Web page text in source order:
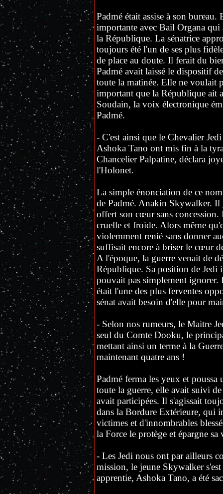
Padmé était assise à son
importante avec Bail Organa qui
la République. La sénatrice
toujours été l'un de ses plus
de place au doute. Il ferait du
Padmé avait laissé le dispositif
toute la matinée. Elle ne voulait
important que la République ait
Soudain, la voix électronique
Padmé.
- C'est ainsi que le Chevalier
Ashoka Tano ont mis fin à la
Chancelier Palpatine, déclara
l'Holonet.
La simple énonciation de ce
de Padmé. Anakin Skywalker. Il
offert son cœur sans
cruelle et froide. Alors même
violemment renié sans donner
suffisait encore à briser le cœur
A l'époque, la guerre venait de
République. Sa position de Jedi
pouvait pas simplement
était l'une des plus ferventes
sénat avait besoin d'elle pour
- Selon nos rumeurs, le Maitre
seul du Comte Dooku, le
mettant ainsi un terme à la
maintenant quatre ans !
Padmé ferma les yeux et
toute la guerre, elle avait suivi
avait participées. Il s'agissait
dans la Bordure Extérieure, qui
victimes et d'innombrables
la Force le protège et épargne
- Les Jedi nous ont par ailleurs
mission, le jeune Skywalker
apprentie, Ashoka Tano, a été